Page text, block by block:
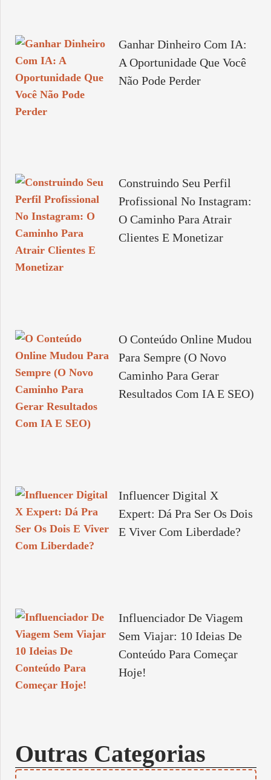
Ganhar Dinheiro Com IA:
A Oportunidade Que Você
Não Pode Perder
Construindo Seu Perfil
Profissional No Instagram:
O Caminho Para Atrair
Clientes E Monetizar
O Conteúdo Online Mudou
Para Sempre (O Novo
Caminho Para Gerar
Resultados Com IA E SEO)
Influencer Digital X
Expert: Dá Pra Ser Os Dois
E Viver Com Liberdade?
Influenciador De Viagem
Sem Viajar: 10 Ideias De
Conteúdo Para Começar
Hoje!
Outras Categorias